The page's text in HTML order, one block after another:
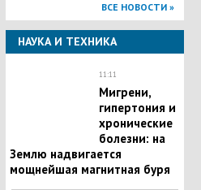
ВСЕ НОВОСТИ »
НАУКА И ТЕХНИКА
11:11
Мигрени,
гипертония и
хронические
болезни: на
Землю надвигается
мощнейшая магнитная буря